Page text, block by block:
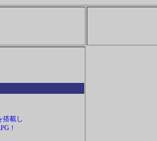
搭載し
！